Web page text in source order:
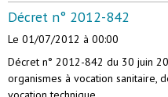
Décret n° 2012-842
Le 01/07/2012 à 00:00
Décret n° 2012-842 du 30 juin
organismes à vocation sanitaire,